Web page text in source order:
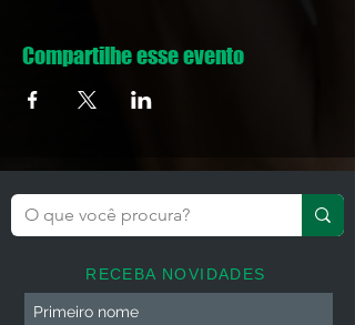
Compartilhe esse evento
RECEBA NOVIDADES